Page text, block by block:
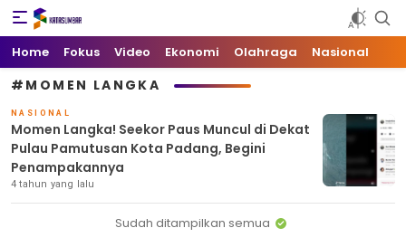
Kata Sumbar
Berita Sumbar Hari Ini
Home Fokus Video Ekonomi Olahraga Nasional
#MOMEN LANGKA
NASIONAL
Momen Langka! Seekor Paus Muncul di Dekat
Pulau Pamutusan Kota Padang, Begini
Penampakannya
4 tahun yang lalu
Sudah ditampilkan semua